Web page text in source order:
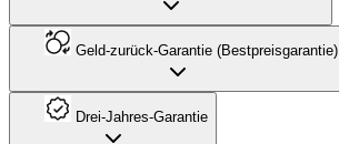
Geld-zurück-Garantie (Bestpreisgarantie)
Drei-Jahres-Garantie